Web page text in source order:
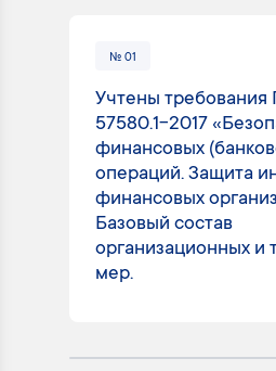
№ 01
Учтены
57580.1-2017
финансовых
операций. Защита
финансовых
Базовый состав
организационных и
мер.